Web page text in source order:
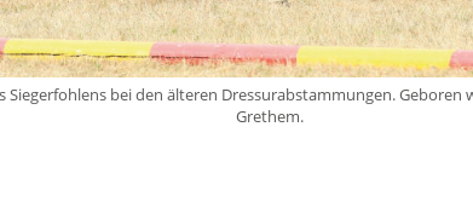
Siegerfohlens bei den älteren Dressurabstammungen. Geboren
Grethem.